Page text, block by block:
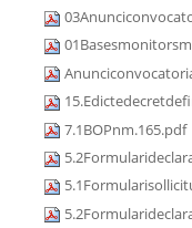
7.1BOPnm.165.pdf